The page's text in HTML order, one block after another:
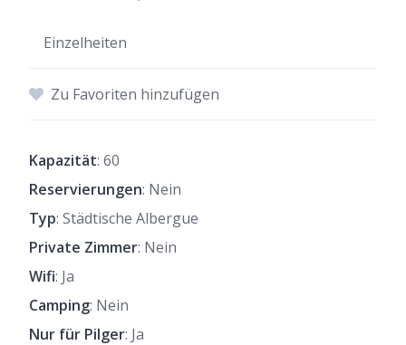
Einzelheiten
Zu Favoriten hinzufügen
Kapazität: 60
Reservierungen: Nein
Typ: Städtische Albergue
Private Zimmer: Nein
Wifi: Ja
Camping: Nein
Nur für Pilger: Ja